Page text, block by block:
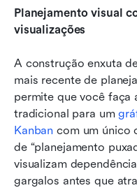
Planejamento visual
visualizações
A construção enxuta
mais recente de
permite que você faça
tradicional para um
Kanban com um único
de “planejamento
visualizam
gargalos antes que